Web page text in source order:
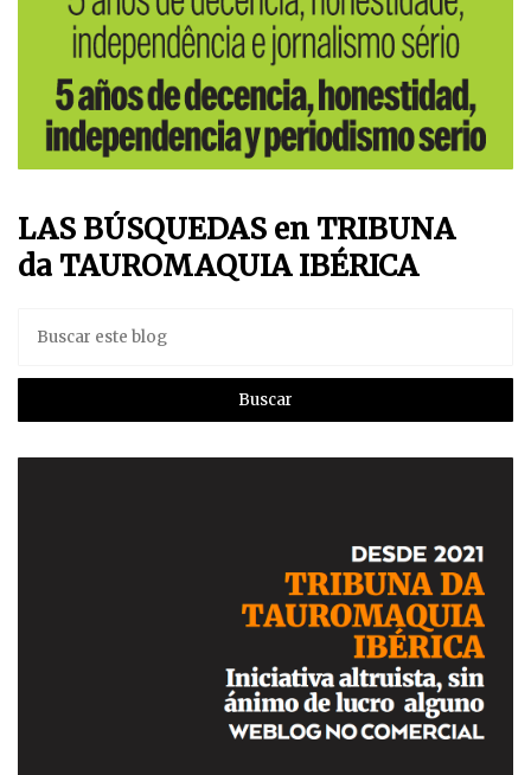
LAS BÚSQUEDAS en TRIBUNA
da TAUROMAQUIA IBÉRICA